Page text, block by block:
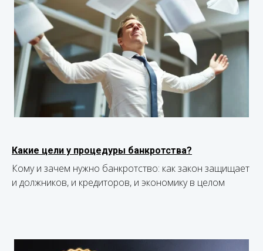
Какие цели у процедуры банкротства?
Кому и зачем нужно банкротство: как закон защищает
и должников, и кредиторов, и экономику в целом